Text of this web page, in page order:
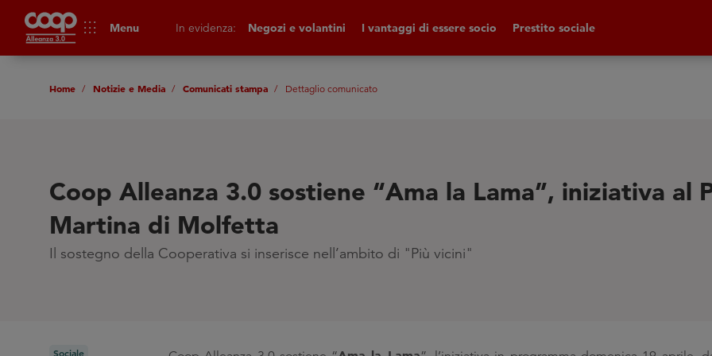
apps Menu In evidenza: Negozi e volantini I vantaggi di essere socio Prestito sociale
Home Notizie e Media Comunicati stampa Dettaglio comunicato
Coop Alleanza 3.0 sostiene “Ama la Lama”, iniziativa al
Martina di Molfetta
Il sostegno della Cooperativa si inserisce nell’ambito di "Più vicini"
Sociale